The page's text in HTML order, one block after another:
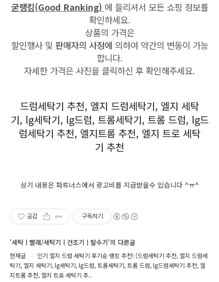
굳랭킹(Good Ranking) 에 들리셔서 모든 쇼핑 정보를
확인하세요.
상품의 가격은
할인행사 및 판매자의 사정에 의하여 약간의 변동이 가능
합니다.
자세한 가격은 사진을 클릭하신 후 확인해주세요.
드럼세탁기 추천, 엘지 드럼세탁기, 엘지 세탁
기, lg세탁기, lg드럼, 트롬세탁기, 트롬 드럼, lg드
럼세탁기 추천, 엘지트롬 추천, 엘지 트로 세탁
기 추천
상기 내용은 파트너스에서 광고비를 지급받을수 있습니다 ^ㅠ^
공감 구독하기
'세탁ㅣ빨래/세탁기ㅣ건조기ㅣ탈수기'의 다른글
현재글
인기 엘지 드럼 세탁기 후기순 랭킹 추천! (드럼세탁기 추천, 엘지 드럼세
탁기, 엘지 세탁기, lg세탁기, lg드럼, 트롬세탁기, 트롬 드럼, lg드럼세탁기 추천, 엘
지트롬 추천, 엘지 트로 세탁기 추..